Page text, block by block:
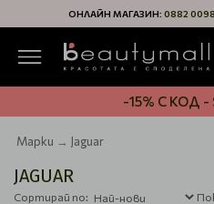
ОНЛАЙН МАГАЗИН: 0882
-15% С КОД -
Марки Jaguar
JAGUAR
Сортирай по: